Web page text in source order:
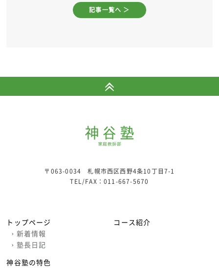
記事一覧へ ＞
〒063-0034 札幌市西区西野4条10丁目7-1
TEL/FAX：011-667-5670
トップページ
› 新着情報
› 塾長日記
神谷塾の特色
コース紹介